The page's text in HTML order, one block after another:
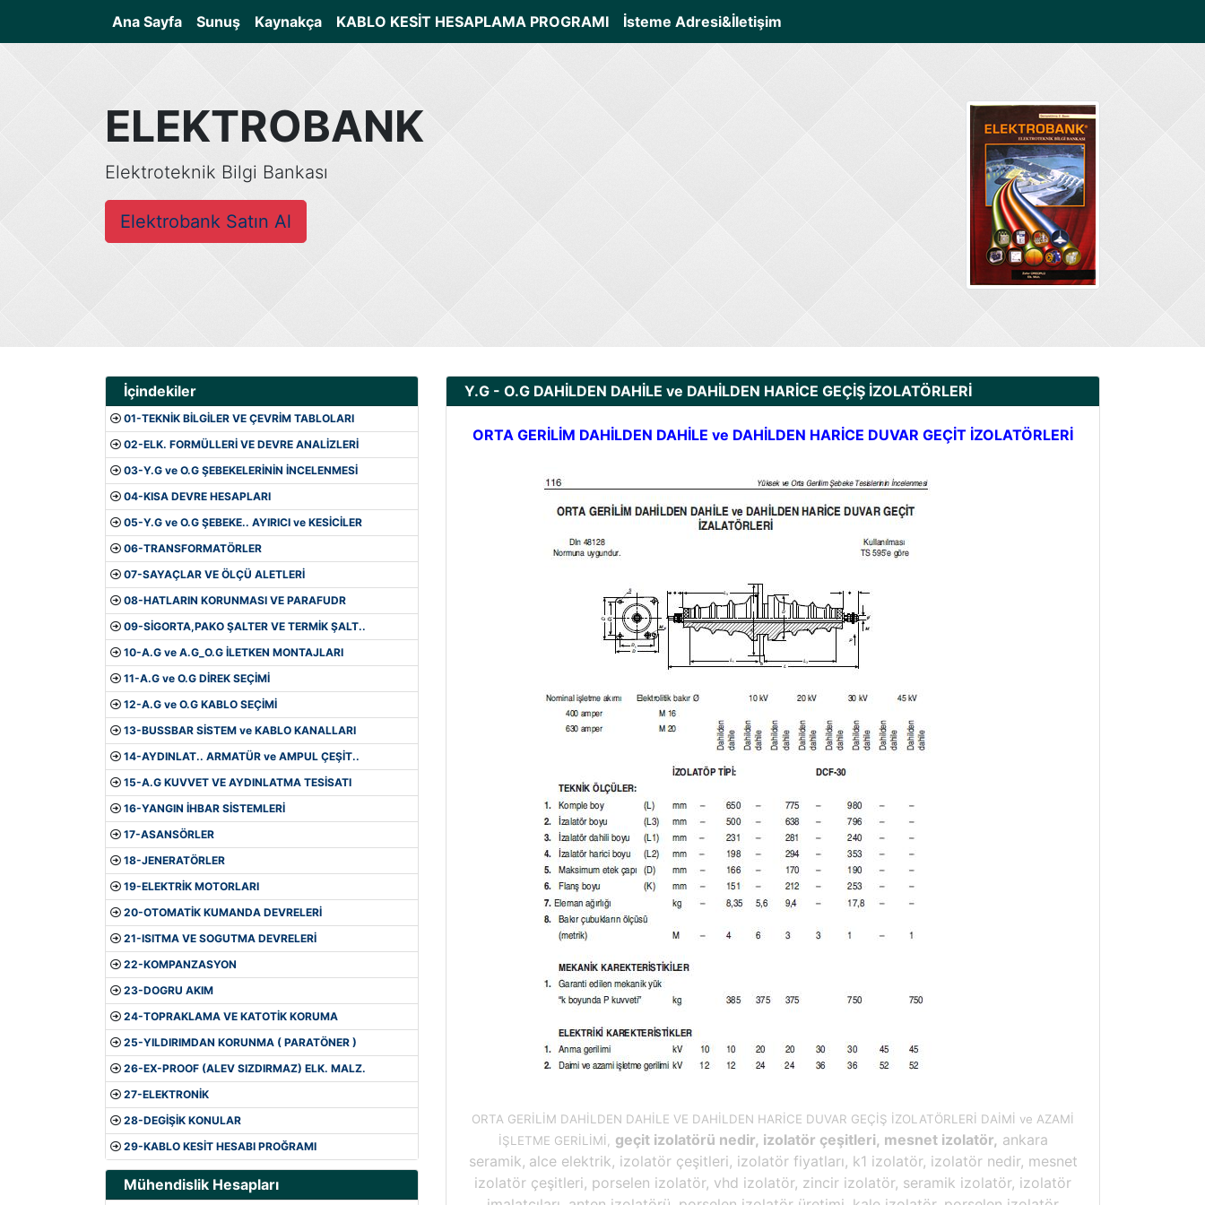
Ana Sayfa(current)
Sunuş Kaynakça KABLO KESİT HESAPLAMA PROGRAMI İsteme Adresi&İletişim
ELEKTROBANK
Elektroteknik Bilgi Bankası
Elektrobank Satın Al
İçindekiler
01-TEKNİK BİLGİLER VE ÇEVRİM TABLOLARI
02-ELK. FORMÜLLERİ VE DEVRE ANALİZLERİ
03-Y.G ve O.G ŞEBEKELERİNİN İNCELENMESİ
04-KISA DEVRE HESAPLARI
05-Y.G ve O.G ŞEBEKE.. AYIRICI ve KESİCİLER
06-TRANSFORMATÖRLER
07-SAYAÇLAR VE ÖLÇÜ ALETLERİ
08-HATLARIN KORUNMASI VE PARAFUDR
09-SİGORTA,PAKO ŞALTER VE TERMİK ŞALT..
10-A.G ve A.G_O.G İLETKEN MONTAJLARI
11-A.G ve O.G DİREK SEÇİMİ
12-A.G ve O.G KABLO SEÇİMİ
13-BUSSBAR SİSTEM ve KABLO KANALLARI
14-AYDINLAT.. ARMATÜR ve AMPUL ÇEŞİT..
15-A.G KUVVET VE AYDINLATMA TESİSATI
16-YANGIN İHBAR SİSTEMLERİ
17-ASANSÖRLER
18-JENERATÖRLER
19-ELEKTRİK MOTORLARI
20-OTOMATİK KUMANDA DEVRELERİ
21-ISITMA VE SOGUTMA DEVRELERİ
22-KOMPANZASYON
23-DOGRU AKIM
24-TOPRAKLAMA VE KATOTİK KORUMA
25-YILDIRIMDAN KORUNMA ( PARATÖNER )
26-EX-PROOF (ALEV SIZDIRMAZ) ELK. MALZ.
27-ELEKTRONİK
28-DEGİŞİK KONULAR
29-KABLO KESİT HESABI PROĞRAMI
Mühendislik Hesapları
Y.G - O.G DAHİLDEN DAHİLE ve DAHİLDEN HARİCE GEÇİŞ İZOLATÖRLERİ
ORTA GERİLİM DAHİLDEN DAHİLE ve DAHİLDEN HARİCE DUVAR GEÇİT İZOLATÖRLERİ
ORTA GERİLİM DAHİLDEN DAHİLE VE DAHİLDEN HARİCE DUVAR GEÇİŞ İZOLATÖRLERİ DAİMİ ve AZAMİ
İŞLETME GERİLİMİ,
geçit izolatörü nedir, izolatör çeşitleri, mesnet izolatör, ankara
seramik, alce elektrik, izolatör çeşitleri, izolatör fiyatları, k1 izolatör, izolatör nedir, mesnet
izolatör çeşitleri, porselen izolatör, vhd izolatör, zincir izolatör, seramik izolatör, izolatör